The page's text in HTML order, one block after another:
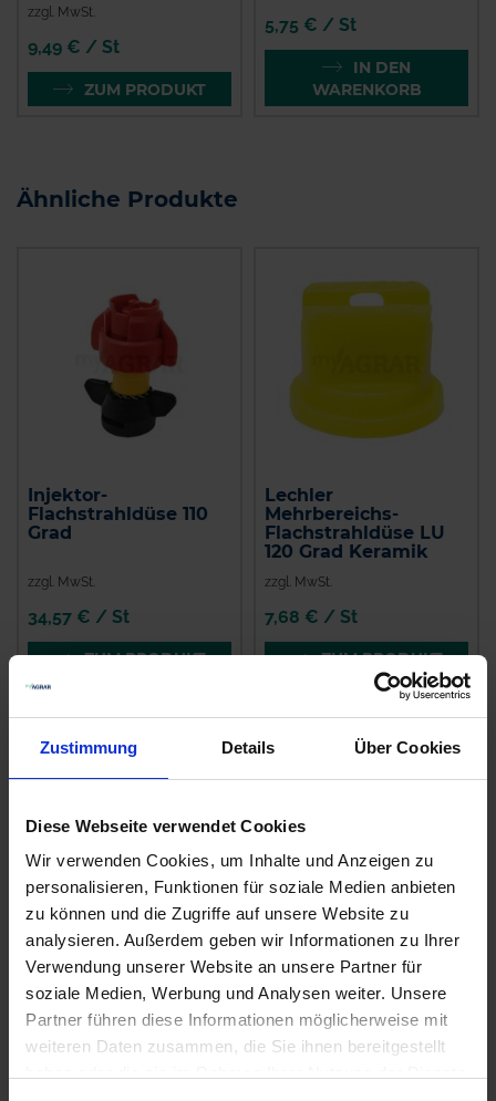
Zustimmung Details Über Cookies
Diese Webseite verwendet Cookies
Wir verwenden Cookies, um Inhalte und Anzeigen zu
personalisieren, Funktionen für soziale Medien anbieten
zu können und die Zugriffe auf unsere Website zu
analysieren. Außerdem geben wir Informationen zu Ihrer
Verwendung unserer Website an unsere Partner für
soziale Medien, Werbung und Analysen weiter. Unsere
Partner führen diese Informationen möglicherweise mit
weiteren Daten zusammen, die Sie ihnen bereitgestellt
zzgl. MwSt.
9,49 € / St
ZUM PRODUKT
5,75 € / St
IN DEN
WARENKORB
Ähnliche Produkte
Injektor-
Flachstrahldüse 110
Grad
zzgl. MwSt.
34,57 € / St
ZUM PRODUKT
Lechler
Mehrbereichs-
Flachstrahldüse LU
120 Grad Keramik
zzgl. MwSt.
7,68 € / St
ZUM PRODUKT
Lechler
Weitwurfdüse 90
Grad
zzgl. MwSt.
28,51 € / St
Lechler Antidrift-
Düse AD 90 Grad
Keramik
zzgl. MwSt.